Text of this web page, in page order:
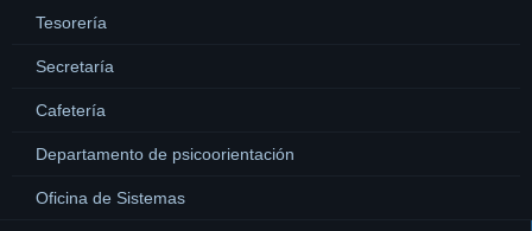
Tesorería
Secretaría
Cafetería
Departamento de psicoorientación
Oficina de Sistemas